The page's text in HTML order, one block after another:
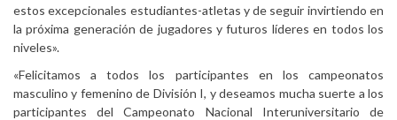
estos excepcionales estudiantes-atletas y de seguir invirtiendo en
la próxima generación de jugadores y futuros líderes en todos los
niveles».
«Felicitamos a todos los participantes en los campeonatos
masculino y femenino de División I, y deseamos mucha suerte a los
participantes del Campeonato Nacional Interuniversitario de